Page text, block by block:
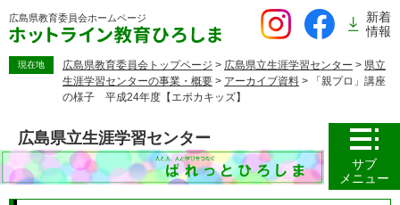
ー
す。
広島県教育委員会ホームページ
新着
情報
現在地 広島県教育委員会トップページ > 広島県立生涯学習センター > 県立
生涯学習センターの事業・概要 > アーカイブ資料 >
「親プロ」講座
の様子 平成24年度【エポカキッズ】
広島県立生涯学習センター
サブ
メニュー